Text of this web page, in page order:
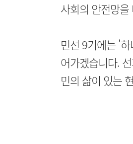
사회의 안전망
민선 9기에는 '
어가겠습니다.
민의 삶이 있는